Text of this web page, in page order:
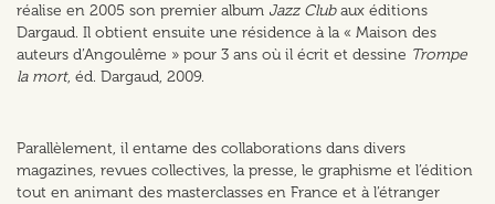
réalise en 2005 son premier album Jazz Clubaux éditions
Dargaud. Il obtient ensuite une résidence à la « Maison des
auteurs d’Angoulême » pour 3 ans où il écrit et dessine Trompe
la mort, éd. Dargaud, 2009.
Parallèlement, il entame des collaborations dans divers
magazines, revues collectives, la presse, le graphisme et l’édition
tout en animant des masterclasses en France et à l’étranger